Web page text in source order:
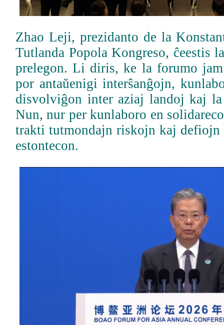
Zhao Leji, prezidanto de la
Tutlanda Popola Kongreso, ĉeestis
prelegon. Li diris, ke la forumo
por antaŭenigi interŝanĝojn,
disvolviĝon inter aziaj landoj kaj
Nun, nur per kunlaboro en
trakti tutmondajn riskojn kaj
estontecon.